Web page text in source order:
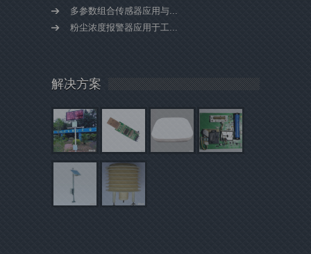
多参数组合传感器应用与...
粉尘浓度报警器应用于工...
解决方案